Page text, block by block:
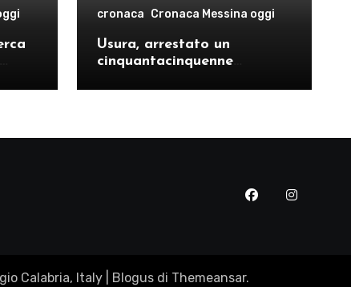
cronaca Cronaca Messina oggi
Usura, arrestato un
cinquantacinquenne
Calabria, Italy Blogus di Themeansar.